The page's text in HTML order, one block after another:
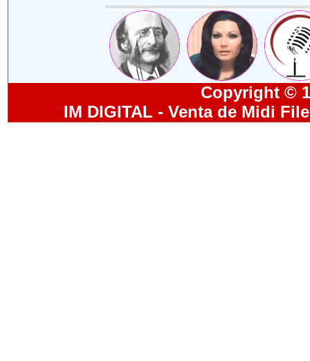
Copyright ©
IM DIGITAL - Venta de Midi